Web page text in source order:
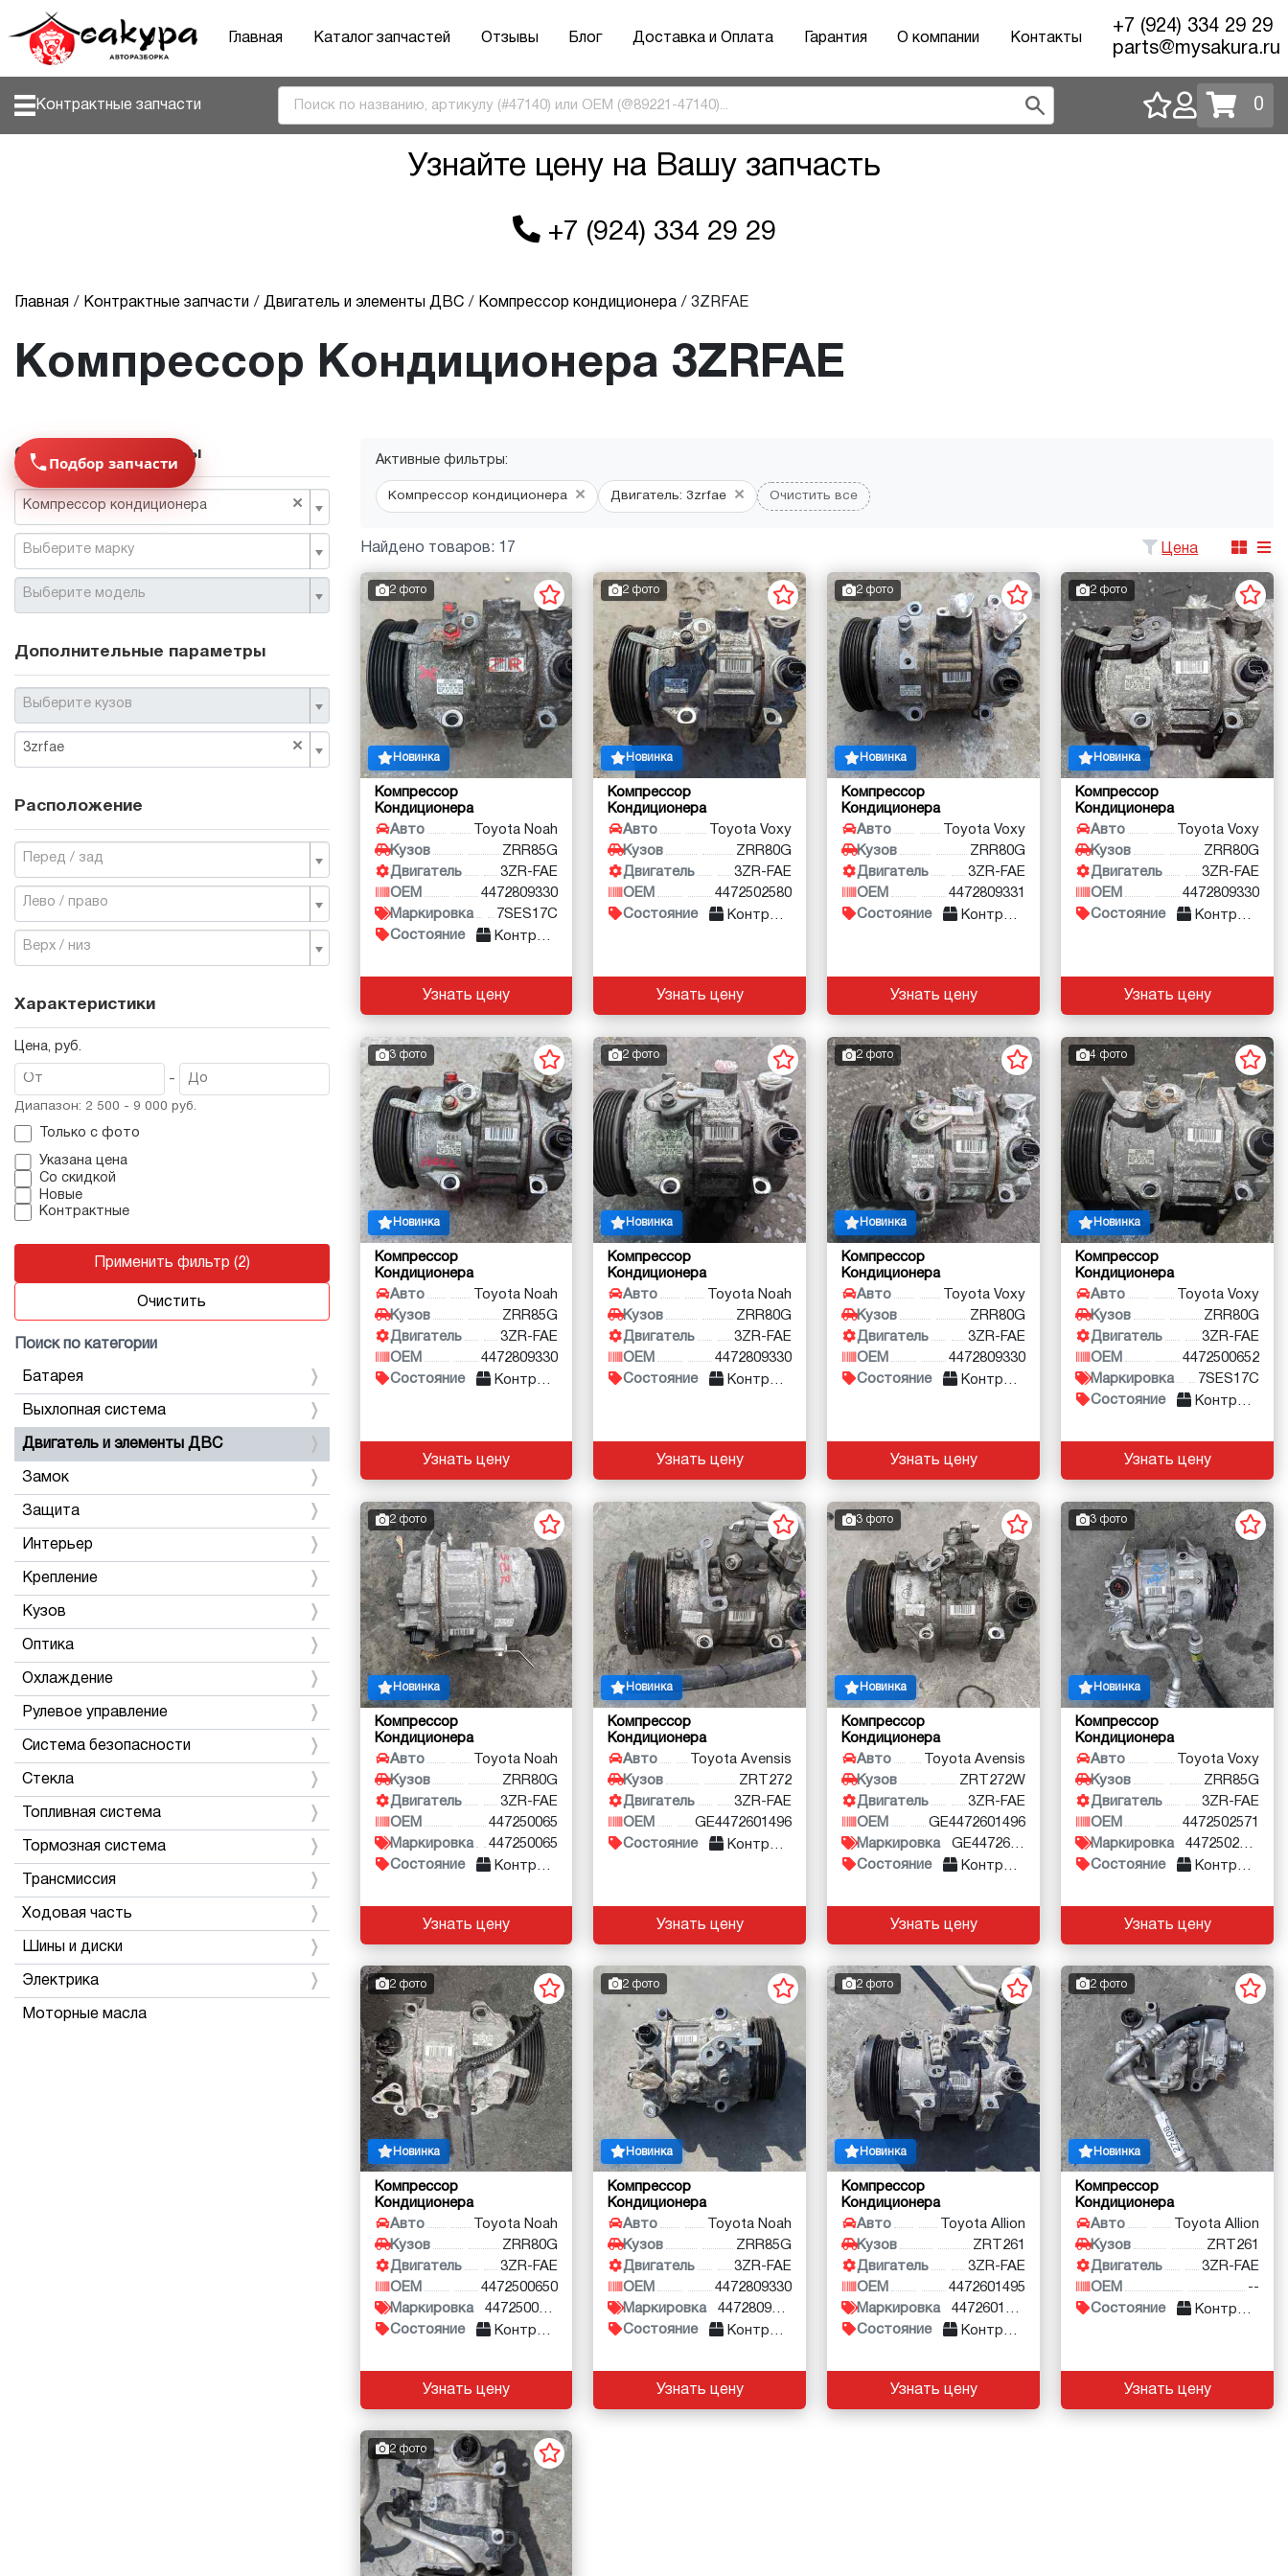
Главная Каталог запчастей Отзывы Блог Доставка и Оплата Гарантия О компании Контакты
+7 (924) 334 29 29
parts@mysakura.ru
Контрактные запчасти 0
Узнайте цену на Вашу запчасть
+7 (924) 334 29 29
Главная Контрактные запчасти Двигатель и элементы ДВС Компрессор кондиционера 3ZRFAE
Компрессор Кондиционера 3ZRFAE
Основные параметры
×
Компрессор кондиционера
Выберите марку
Выберите модель
Дополнительные параметры
Выберите кузов
×
3zrfae
Расположение
Перед / зад
Лево / право
Верх / низ
Характеристики
Цена, руб.
-
Диапазон: 2 500 - 9 000 руб.
Только с фото
Указана цена
Со скидкой
Новые
Контрактные
Применить фильтр (2)
Очистить
Поиск по категории
Батарея
Выхлопная система
Двигатель и элементы ДВС
Замок
Защита
Интерьер
Крепление
Кузов
Оптика
Охлаждение
Рулевое управление
Система безопасности
Стекла
Топливная система
Тормозная система
Трансмиссия
Ходовая часть
Шины и диски
Электрика
Моторные масла
Активные фильтры:
Компрессор кондиционера × Двигатель: 3zrfae × Очистить все
Найдено товаров: 17 Цена
2 фото
Новинка
Компрессор
Кондиционера
Авто
Toyota Noah
Кузов
ZRR85G
Двигатель
3ZR-FAE
OEM
4472809330
Маркировка
7SES17C
Состояние
Контракт
Узнать цену
2 фото
Новинка
Компрессор
Кондиционера
Авто
Toyota Voxy
Кузов
ZRR80G
Двигатель
3ZR-FAE
OEM
4472502580
Состояние
Контракт
Узнать цену
2 фото
Новинка
Компрессор
Кондиционера
Авто
Toyota Voxy
Кузов
ZRR80G
Двигатель
3ZR-FAE
OEM
4472809331
Состояние
Контракт
Узнать цену
2 фото
Новинка
Компрессор
Кондиционера
Авто
Toyota Voxy
Кузов
ZRR80G
Двигатель
3ZR-FAE
OEM
4472809330
Состояние
Контракт
Узнать цену
3 фото
Новинка
Компрессор
Кондиционера
Авто
Toyota Noah
Кузов
ZRR85G
Двигатель
3ZR-FAE
OEM
4472809330
Состояние
Контракт
Узнать цену
2 фото
Новинка
Компрессор
Кондиционера
Авто
Toyota Noah
Кузов
ZRR80G
Двигатель
3ZR-FAE
OEM
4472809330
Состояние
Контракт
Узнать цену
2 фото
Новинка
Компрессор
Кондиционера
Авто
Toyota Voxy
Кузов
ZRR80G
Двигатель
3ZR-FAE
OEM
4472809330
Состояние
Контракт
Узнать цену
4 фото
Новинка
Компрессор
Кондиционера
Авто
Toyota Voxy
Кузов
ZRR80G
Двигатель
3ZR-FAE
OEM
4472500652
Маркировка
7SES17C
Состояние
Контракт
Узнать цену
2 фото
Новинка
Компрессор
Кондиционера
Авто
Toyota Noah
Кузов
ZRR80G
Двигатель
3ZR-FAE
OEM
447250065
Маркировка
447250065
Состояние
Контракт
Узнать цену
Новинка
Компрессор
Кондиционера
Авто
Toyota Avensis
Кузов
ZRT272
Двигатель
3ZR-FAE
OEM
GE4472601496
Состояние
Контракт
Узнать цену
3 фото
Новинка
Компрессор
Кондиционера
Авто
Toyota Avensis
Кузов
ZRT272W
Двигатель
3ZR-FAE
OEM
GE4472601496
Маркировка
GE4472601496
Состояние
Контракт
Узнать цену
3 фото
Новинка
Компрессор
Кондиционера
Авто
Toyota Voxy
Кузов
ZRR85G
Двигатель
3ZR-FAE
OEM
4472502571
Маркировка
4472502571
Состояние
Контракт
Узнать цену
2 фото
Новинка
Компрессор
Кондиционера
Авто
Toyota Noah
Кузов
ZRR80G
Двигатель
3ZR-FAE
OEM
4472500650
Маркировка
4472500650
Состояние
Контракт
Узнать цену
2 фото
Новинка
Компрессор
Кондиционера
Авто
Toyota Noah
Кузов
ZRR85G
Двигатель
3ZR-FAE
OEM
4472809330
Маркировка
4472809330
Состояние
Контракт
Узнать цену
2 фото
Новинка
Компрессор
Кондиционера
Авто
Toyota Allion
Кузов
ZRT261
Двигатель
3ZR-FAE
OEM
4472601495
Маркировка
4472601495
Состояние
Контракт
Узнать цену
2 фото
Новинка
Компрессор
Кондиционера
Авто
Toyota Allion
Кузов
ZRT261
Двигатель
3ZR-FAE
OEM
--
Состояние
Контракт
Узнать цену
2 фото
Подбор запчасти